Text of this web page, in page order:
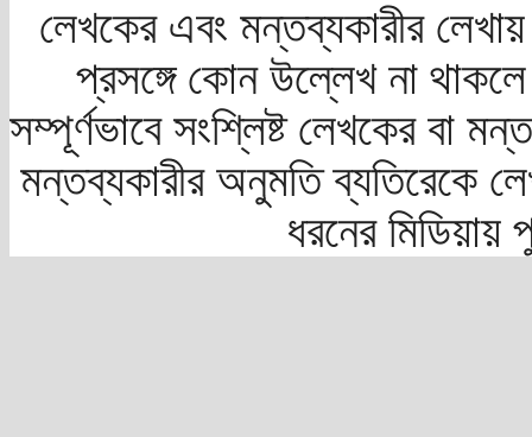
লেখকের এবং মন্তব্যকারীর
প্রসঙ্গে কোন উল্লেখ না
সম্পূর্ণভাবে সংশ্লিষ্ট লেখকের বা
মন্তব্যকারীর অনুমতি ব্যতিরেকে
ধরনের মিডিয়ায়